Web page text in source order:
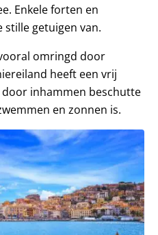
Enkele forten en
stille getuigen van.
omringd door
heeft een vrij
inhammen beschutte
en zonnen is.